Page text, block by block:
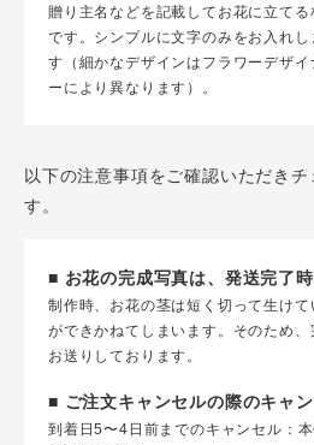
贈り主名などを記載してお花に立てる
です。シンプルに文字のみをお入れし
す（細かなデザインはフラワーデザイ
ーにより異なります）。
以下の注意事項をご確認いただき
す。
■ お花の完成写真は、発送完了
制作時、お花の茎は短く切って生け
ができかねてしまいます。そのため
お送りしております。
■ ご注文キャンセルの際のキャ
到着日5〜4日前までのキャンセル：